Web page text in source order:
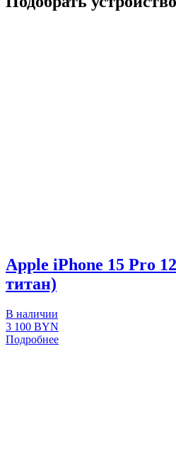
Apple iPhone 15 Pro
титан)
В наличии
3 100 BYN
Подробнее